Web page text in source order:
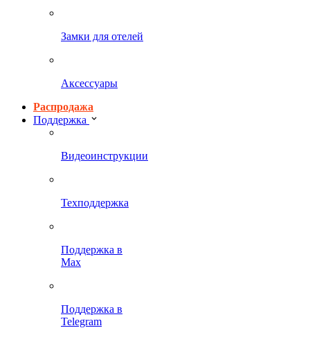
Замки для отелей
Аксессуары
Распродажа
Поддержка
Видеоинструкции
Техподдержка
Поддержка в
Max
Поддержка в
Telegram